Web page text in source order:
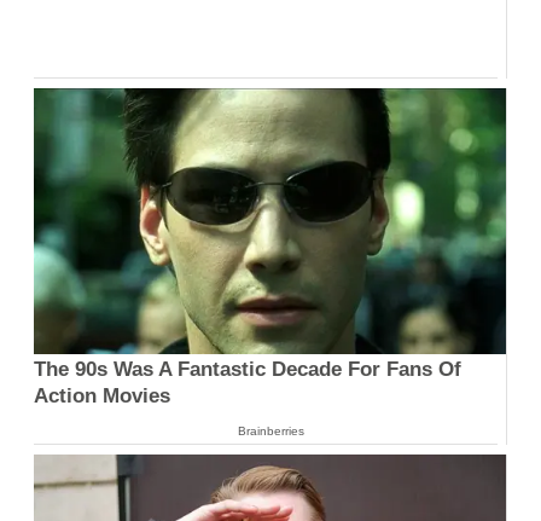
The 90s Was A Fantastic Decade For Fans Of
Action Movies
Brainberries